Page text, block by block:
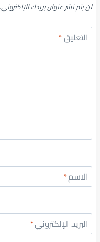
لن يتم نشر عنوان بريدك الإلكتروني.
التعليق*
الاسم*
البريد الإلكتروني*